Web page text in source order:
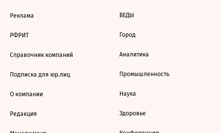
Реклама
РФРИТ
Справочник компаний
Подписка для юр.лиц
О компании
Редакция
ВЕДЫ
Город
Аналитика
Промышленность
Наука
Здоровье